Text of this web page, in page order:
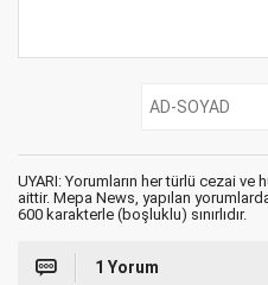
UYARI: Yorumların her türlü cezai
aittir. Mepa News, yapılan
600 karakterle (boşluklu) sınırlıdır.
1 Yorum